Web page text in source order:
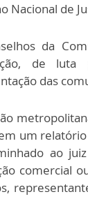
Nacional de
da
de
das
um
ao
comercial